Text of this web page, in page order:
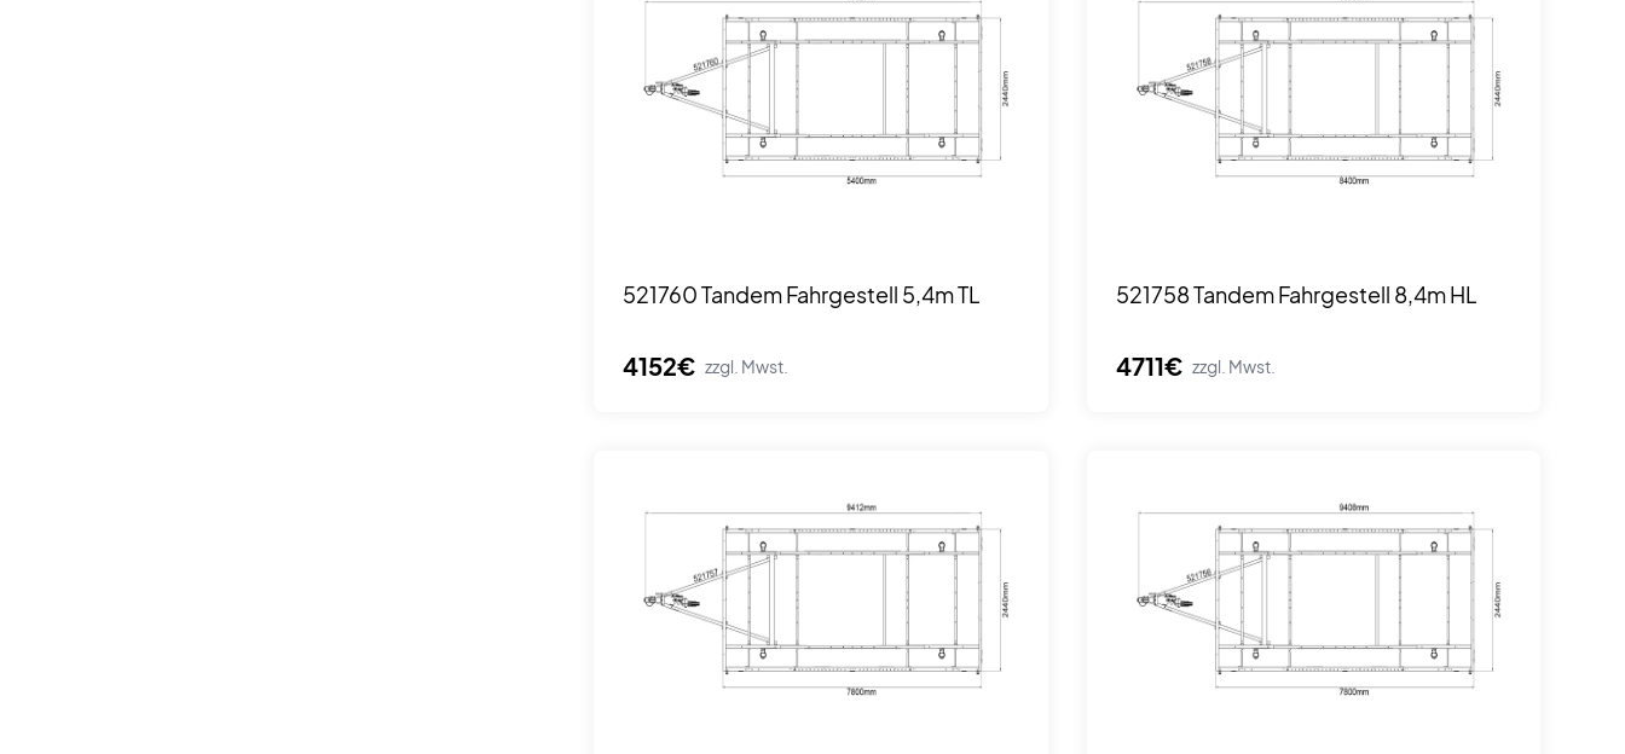
521760 Tandem Fahrgestell 5,4m TL
4152€ zzgl. Mwst.
521758 Tandem Fahrgestell 8,4m HL
4711€ zzgl. Mwst.